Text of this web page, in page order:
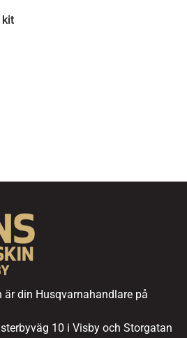
kit
är din Husqvarnahandlare på
10 i Visby och Storgatan